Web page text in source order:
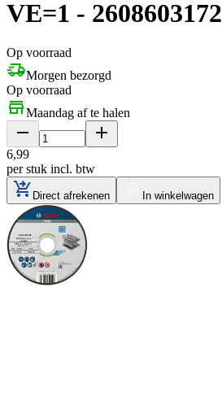
VE=1 - 2608603172
Op voorraad
Morgen bezorgd
Op voorraad
Maandag af te halen
6,99
per stuk incl. btw
Direct afrekenen In winkelwagen